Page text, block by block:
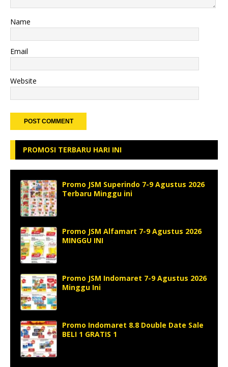
Name
Email
Website
PROMOSI TERBARU HARI INI
Promo JSM Superindo 7-9 Agustus 2026
Terbaru Minggu ini
Promo JSM Alfamart 7-9 Agustus 2026
MINGGU INI
Promo JSM Indomaret 7-9 Agustus 2026
Minggu Ini
Promo Indomaret 8.8 Double Date Sale
BELI 1 GRATIS 1